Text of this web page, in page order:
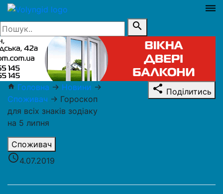
dehaze
search
home Головна → Новини →
Споживач → Гороскоп
для всіх знаків зодіаку
на 5 липня
Споживач
access_time4.07.2019
share Поділитись